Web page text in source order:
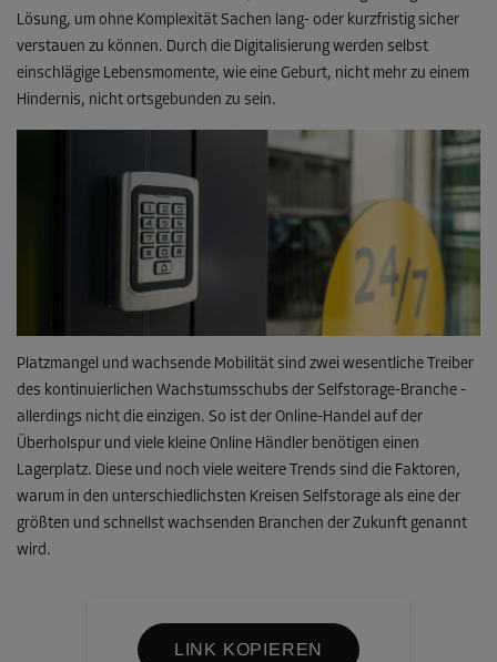
Lösung, um ohne Komplexität Sachen lang- oder kurzfristig sicher
verstauen zu können. Durch die Digitalisierung werden selbst
einschlägige Lebensmomente, wie eine Geburt, nicht mehr zu einem
Hindernis, nicht ortsgebunden zu sein.
Platzmangel und wachsende Mobilität sind zwei wesentliche Treiber
des kontinuierlichen Wachstumsschubs der Selfstorage-Branche -
allerdings nicht die einzigen. So ist der Online-Handel auf der
Überholspur und viele kleine Online Händler benötigen einen
Lagerplatz. Diese und noch viele weitere Trends sind die Faktoren,
warum in den unterschiedlichsten Kreisen Selfstorage als eine der
größten und schnellst wachsenden Branchen der Zukunft genannt
wird.
LINK KOPIEREN